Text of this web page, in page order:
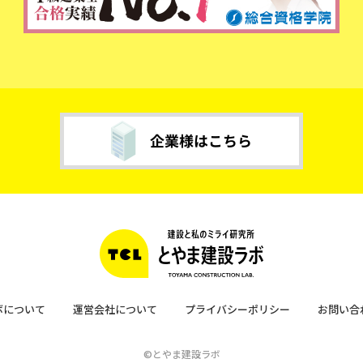
について 運営会社について プライバシーポリシー お問い合
©とやま建設ラボ